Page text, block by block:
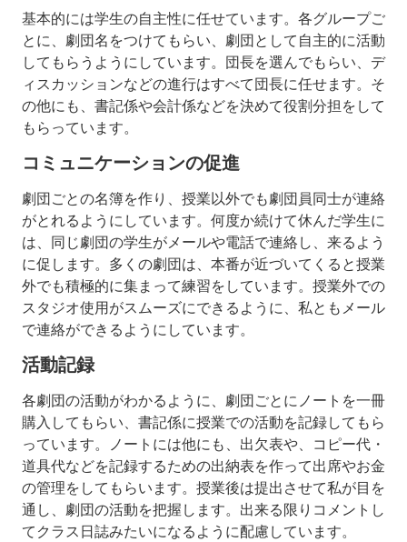
学
成
果
台
本
上
演
授
業
内
容
教
科
書
講
ノ
ー
成
績
評
価
基本的には学生の自主性に任せています。各グループご
とに、劇団名をつけてもらい、劇団として自主的に活動
してもらうようにしています。団長を選んでもらい、デ
ィスカッションなどの進行はすべて団長に任せます。そ
の他にも、書記係や会計係などを決めて役割分担をして
もらっています。
コミュニケーションの促進
劇団ごとの名簿を作り、授業以外でも劇団員同士が連絡
がとれるようにしています。何度か続けて休んだ学生に
は、同じ劇団の学生がメールや電話で連絡し、来るよう
に促します。多くの劇団は、本番が近づいてくると授業
外でも積極的に集まって練習をしています。授業外での
スタジオ使用がスムーズにできるように、私ともメール
で連絡ができるようにしています。
活動記録
各劇団の活動がわかるように、劇団ごとにノートを一冊
購入してもらい、書記係に授業での活動を記録してもら
っています。ノートには他にも、出欠表や、コピー代・
道具代などを記録するための出納表を作って出席やお金
の管理をしてもらいます。授業後は提出させて私が目を
通し、劇団の活動を把握します。出来る限りコメントし
てクラス日誌みたいになるように配慮しています。